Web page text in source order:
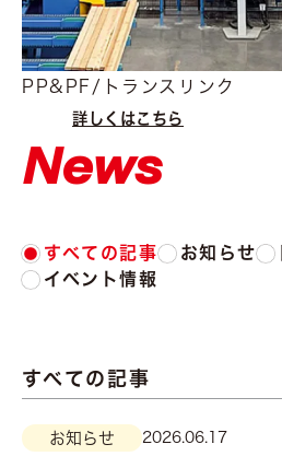
PP&PF/トランスリンク
詳しくはこちら
News
すべての記事 お知らせ
イベント情報
すべての記事
お知らせ 2026.06.17